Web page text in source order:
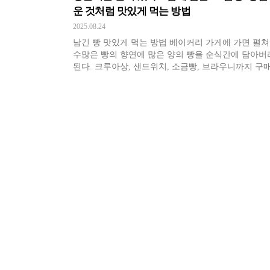
운 것처럼 맛있게 먹는 방법
2025.08.24
남긴 빵 맛있게 먹는 방법 베이커리 가게에 가면 펼
수많은 빵의 향연에 많은 양의 빵을 순식간에 담아버
된다. 크루아상, 샌드위치, 소금빵, 브라우니까지 구